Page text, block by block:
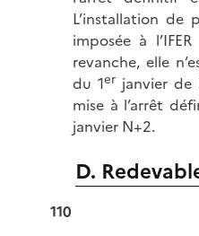
L’installation de
imposée à
revanche, elle
du 1er janvier de
mise à l’arrêt
janvier N+2.
D.
110